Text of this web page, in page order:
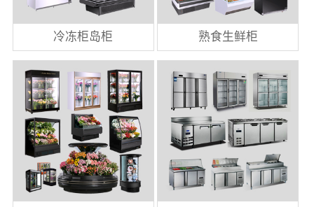
冷冻柜岛柜 熟食生鲜柜